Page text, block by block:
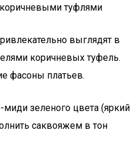
туфлями
выглядят в
коричневых туфель.
фасоны платьев.
зеленого цвета (яркий
саквояжем в тон